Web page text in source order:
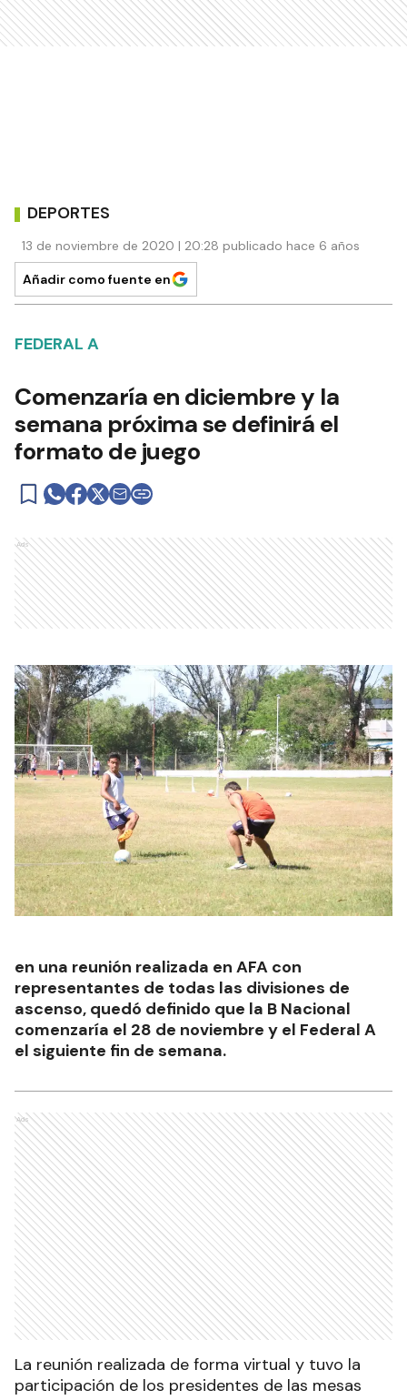
DEPORTES
13 de noviembre de 2020 | 20:28 publicado hace 6 años
Añadir como fuente en
FEDERAL A
Comenzaría en diciembre y la
semana próxima se definirá el
formato de juego
Ads
en una reunión realizada en AFA con
representantes de todas las divisiones de
ascenso, quedó definido que la B Nacional
comenzaría el 28 de noviembre y el Federal A
el siguiente fin de semana.
Ads
La reunión realizada de forma virtual y tuvo la
participación de los presidentes de las mesas